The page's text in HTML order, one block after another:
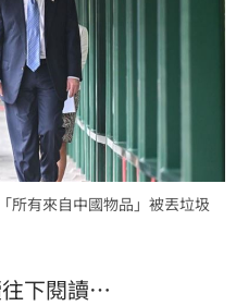
所有來自中國物品」被丟垃圾
下閱讀…